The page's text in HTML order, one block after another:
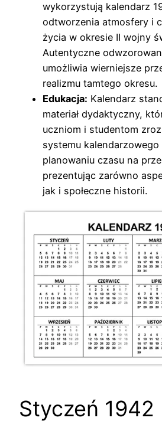
wykorzystują kalendarz
odtworzenia atmosfery i
życia w okresie II wojny
Autentyczne
umożliwia wierniejsze
realizmu tamtego okresu.
Edukacja: Kalendarz
materiał dydaktyczny,
uczniom i studentom
systemu
planowaniu czasu na
prezentując zarówno
jak i społeczne historii.
Styczeń 1942